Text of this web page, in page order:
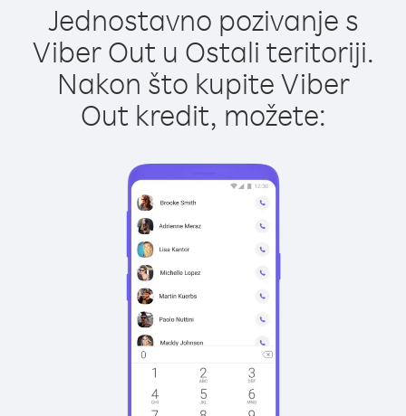
Jednostavno pozivanje s
Viber Out u Ostali teritoriji.
Nakon što kupite Viber
Out kredit, možete: